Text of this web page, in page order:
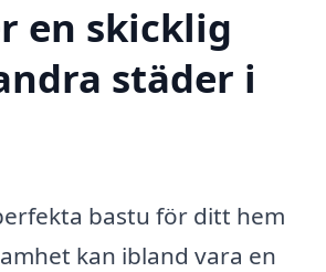
en skicklig
städer i
bastu för ditt hem
kan ibland vara en